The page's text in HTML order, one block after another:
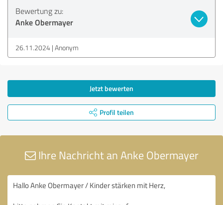
Bewertung zu:
Anke Obermayer
26.11.2024 Anonym
Jetzt bewerten
Profil teilen
Ihre Nachricht an Anke Obermayer